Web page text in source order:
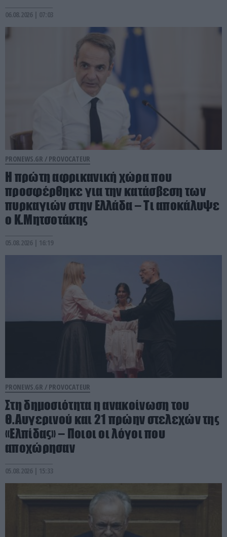
06.08.2026 | 07:03
PRONEWS.GR / PROVOCATEUR
Η πρώτη αφρικανική χώρα που
προσφέρθηκε για την κατάσβεση των
πυρκαγιών στην Ελλάδα – Τι αποκάλυψε
ο Κ.Μητσοτάκης
05.08.2026 | 16:19
PRONEWS.GR / PROVOCATEUR
Στη δημοσιότητα η ανακοίνωση του
Θ.Αυγερινού και 21 πρώην στελεχών της
«Ελπίδας» – Ποιοι οι λόγοι που
αποχώρησαν
05.08.2026 | 15:33